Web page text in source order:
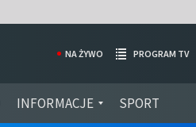
INFORMACJE SPORT
NA ŻYWO PROGRAM TV